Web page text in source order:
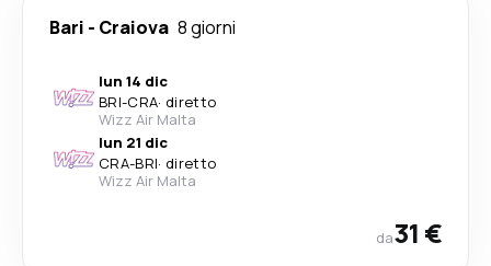
Bari - Craiova 8 giorni
lun 14 dic
BRI-CRA· diretto
Wizz Air Malta
lun 21 dic
CRA-BRI· diretto
Wizz Air Malta
da31 €